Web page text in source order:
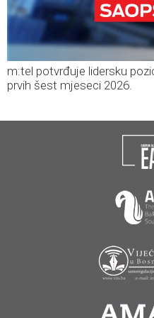
m:tel potvrđuje lidersku
prvih šest mjeseci 2026.